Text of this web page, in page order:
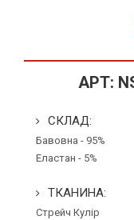
АРТ:
СКЛАД:
Бавовна - 95%
Еластан - 5%
ТКАНИНА:
Стрейч Кулір